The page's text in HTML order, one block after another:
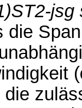
ST2-
die